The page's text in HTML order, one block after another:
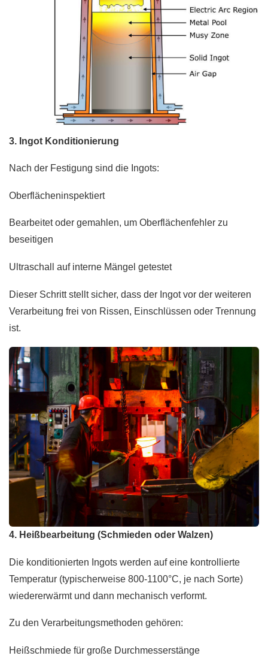
3. Ingot Konditionierung
Nach der Festigung sind die Ingots:
Oberflächeninspektiert
Bearbeitet oder gemahlen, um Oberflächenfehler zu
beseitigen
Ultraschall auf interne Mängel getestet
Dieser Schritt stellt sicher, dass der Ingot vor der weiteren
Verarbeitung frei von Rissen, Einschlüssen oder Trennung
ist.
4. Heißbearbeitung (Schmieden oder Walzen)
Die konditionierten Ingots werden auf eine kontrollierte
Temperatur (typischerweise 800-1100°C, je nach Sorte)
wiedererwärmt und dann mechanisch verformt.
Zu den Verarbeitungsmethoden gehören:
Heißschmiede für große Durchmesserstänge